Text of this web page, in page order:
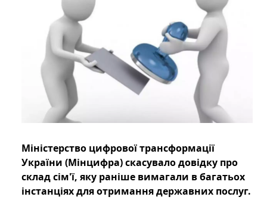
Міністерство цифрової трансформації
України (Мінцифра) скасувало довідку про
склад сім'ї, яку раніше вимагали в багатьох
інстанціях для отримання державних послуг.